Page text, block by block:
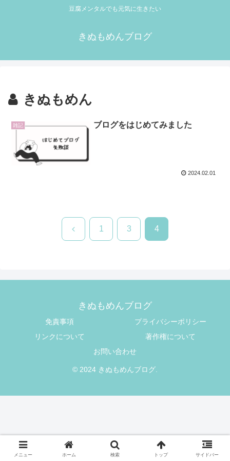
豆腐メンタルでも元気に生きたい
きぬもめんブログ
きぬもめん
雑記 ブログをはじめてみました
2024.02.01
前 1 3 4
きぬもめんブログ
免責事項
プライバシーポリシー
リンクについて
著作権について
お問い合わせ
© 2024 きぬもめんブログ.
メニュー ホーム 検索 トップ サイドバー